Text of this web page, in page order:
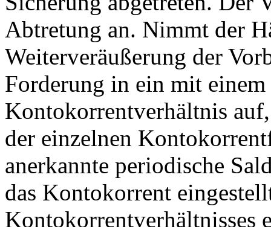
Abtretung an. Nimmt der
Weiterveräußerung der
Forderung in ein mit einem
Kontokorrentverhältnis
der einzelnen
anerkannte periodische
das Kontokorrent
Kontokorrentverhältnisses